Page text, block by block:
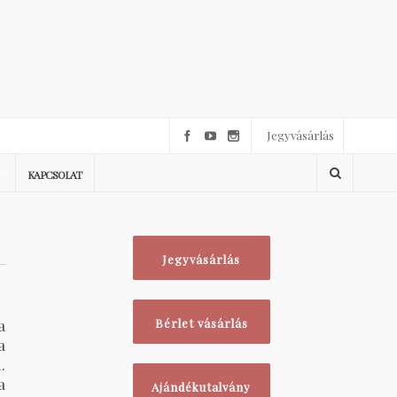
Jegyvásárlás
KAPCSOLAT
Jegyvásárlás
Bérlet vásárlás
Ajándékutalvány